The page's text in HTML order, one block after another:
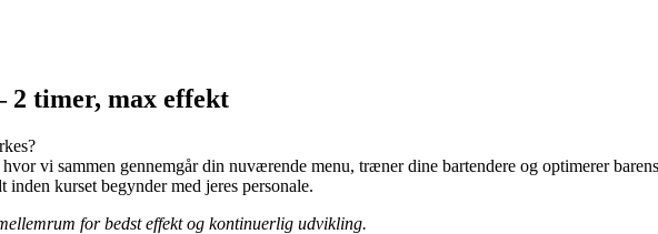
2 timer, max effekt
vi sammen gennemgår din nuværende menu, træner dine bartendere og optimerer
kurset begynder med jeres personale.
for bedst effekt og kontinuerlig udvikling.